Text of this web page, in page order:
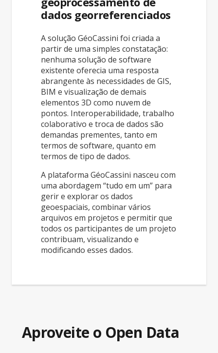
dados georreferenciados
A solução GéoCassini foi criada a
partir de uma simples constatação:
nenhuma solução de software
existente oferecia uma resposta
abrangente às necessidades de GIS,
BIM e visualização de demais
elementos 3D como nuvem de
pontos. Interoperabilidade, trabalho
colaborativo e troca de dados são
demandas prementes, tanto em
termos de software, quanto em
termos de tipo de dados.
A plataforma GéoCassini nasceu com
uma abordagem “tudo em um” para
gerir e explorar os dados
geoespaciais, combinar vários
arquivos em projetos e permitir que
todos os participantes de um projeto
contribuam, visualizando e
modificando esses dados.
Aproveite o Open Data